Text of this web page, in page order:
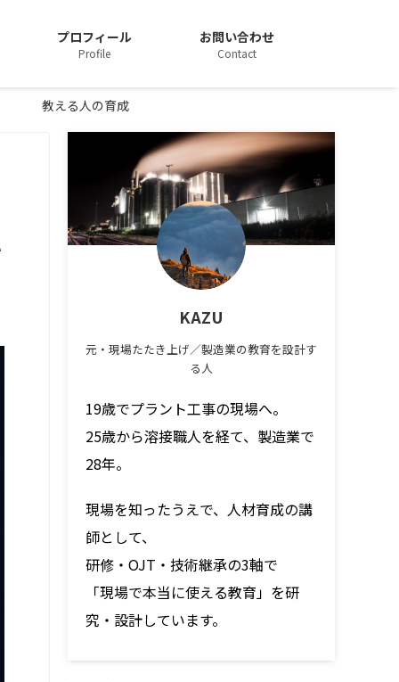
プロフィール
Profile
お問い合わせ
Contact
教える人の育成
KAZU
元・現場たたき上げ／製造業の教育を設計す
る人
19歳でプラント工事の現場へ。
25歳から溶接職人を経て、製造業で
28年。
現場を知ったうえで、人材育成の講
師として、
研修・OJT・技術継承の3軸で
「現場で本当に使える教育」を研
究・設計しています。